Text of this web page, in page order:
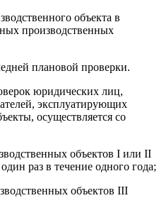
объекта в
производственных
плановой проверки.
юридических лиц,
эксплуатирующих
осуществляется со
объектов I или II
раз в течение одного года;
объектов III